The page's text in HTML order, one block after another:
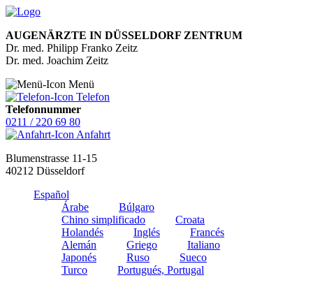
AUGENÄRZTE IN DÜSSELDORF ZENTRUM
Dr. med. Philipp Franko Zeitz
Dr. med. Joachim Zeitz
Menü
Telefon
Telefonnummer
0211 / 220 69 80
Anfahrt
Blumenstrasse 11-15
40212 Düsseldorf
Español
Árabe
Búlgaro
Chino simplificado
Croata
Holandés
Inglés
Francés
Alemán
Griego
Italiano
Japonés
Ruso
Sueco
Turco
Portugués, Portugal